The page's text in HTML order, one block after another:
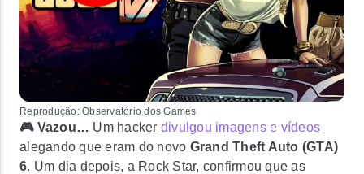
Reprodução: Observatório dos Games
🎮 Vazou… Um hacker divulgou imagens e vídeos
alegando que eram do novo Grand Theft Auto (GTA)
6. Um dia depois, a Rock Star, confirmou que as